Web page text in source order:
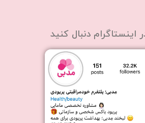
اینستاگرام دنبال کنید